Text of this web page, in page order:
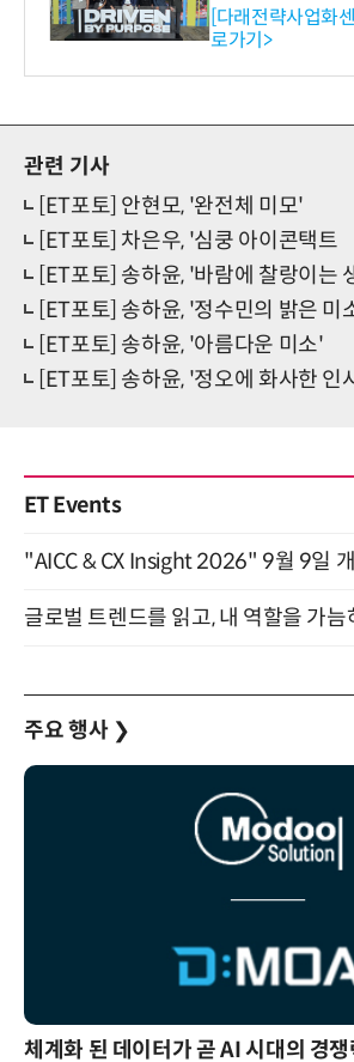
와의 비즈니스
-바이오 해외 진
보
[다래전략사업화
로가기>
관련 기사
[ET포토] 안현모, '완전체 미모'
[ET포토] 차은우, '심쿵 아이콘택트
[ET포토] 송하윤, '바람에 찰랑이는
[ET포토] 송하윤, '정수민의 밝은 미
[ET포토] 송하윤, '아름다운 미소'
[ET포토] 송하윤, '정오에 화사한 인
ET Events
"AICC & CX Insight 2026" 9월 9일
주요 행사 ❯
체계화 된 데이터가 곧 AI 시대의 경